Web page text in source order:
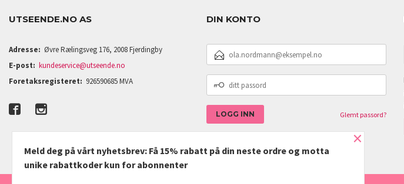
UTSEENDE.NO AS
Adresse: Øvre Rælingsveg 176, 2008 Fjerdingby
E-post: kundeservice@utseende.no
Foretaksregisteret: 926590685 MVA
DIN KONTO
POSTADRESSE
PASSORD
Glemt passord?
×
Meld deg på vårt nyhetsbrev: Få 15% rabatt på din neste ordre og motta
unike rabattkoder kun for abonnenter